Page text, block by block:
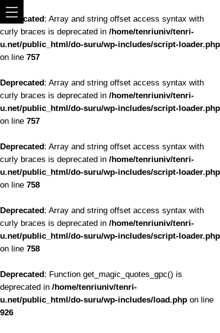
Deprecated: Array and string offset access syntax with
curly braces is deprecated in /home/tenriuniv/tenri-
u.net/public_html/do-suru/wp-includes/script-loader.php
on line 757
Deprecated: Array and string offset access syntax with
curly braces is deprecated in /home/tenriuniv/tenri-
u.net/public_html/do-suru/wp-includes/script-loader.php
on line 757
Deprecated: Array and string offset access syntax with
curly braces is deprecated in /home/tenriuniv/tenri-
u.net/public_html/do-suru/wp-includes/script-loader.php
on line 758
Deprecated: Array and string offset access syntax with
curly braces is deprecated in /home/tenriuniv/tenri-
u.net/public_html/do-suru/wp-includes/script-loader.php
on line 758
Deprecated: Function get_magic_quotes_gpc() is
deprecated in /home/tenriuniv/tenri-
u.net/public_html/do-suru/wp-includes/load.php on line
926